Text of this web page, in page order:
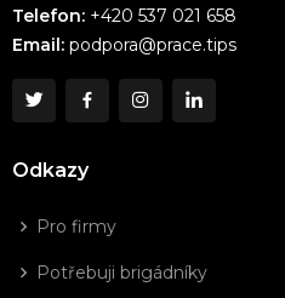
Telefon: +420 537 021 658
Email: podpora@prace.tips
Odkazy
Pro firmy
Potřebuji brigádníky